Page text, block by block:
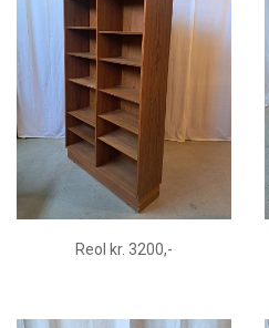
Reol kr. 3200,-